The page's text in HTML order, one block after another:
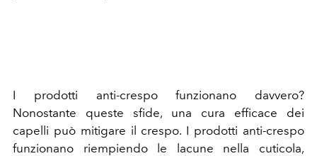
I prodotti anti-crespo funzionano davvero?
Nonostante queste sfide, una cura efficace dei
capelli può mitigare il crespo. I prodotti anti-crespo
funzionano riempiendo le lacune nella cuticola,